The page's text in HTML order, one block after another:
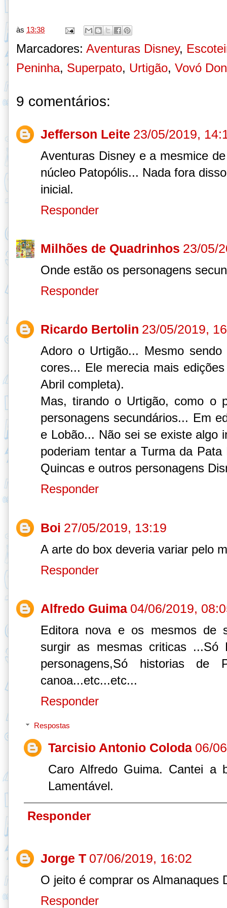
às 13:38
Marcadores: Aventuras Disney,
Peninha, Superpato, Urtigão, Vovó
9 comentários:
Jefferson Leite 23/05/2019,
Aventuras Disney e a mesmice
núcleo Patopólis... Nada fora
inicial.
Responder
Milhões de Quadrinhos 23/05/
Onde estão os personagens
Responder
Ricardo Bertolin 23/05/2019,
Adoro o Urtigão... Mesmo
cores... Ele merecia mais
Abril completa).
Mas, tirando o Urtigão, como o
personagens secundários... Em
e Lobão... Não sei se existe algo
poderiam tentar a Turma da
Quincas e outros personagens
Responder
Boi 27/05/2019, 13:19
A arte do box deveria variar pelo
Responder
Alfredo Guima 04/06/2019,
Editora nova e os mesmos de
surgir as mesmas criticas ...Só
personagens,Só historias de
canoa...etc...etc...
Responder
Respostas
Tarcisio Antonio Coloda 06/
Caro Alfredo Guima. Cantei a
Lamentável.
Responder
Jorge T 07/06/2019, 16:02
O jeito é comprar os Almanaques
Responder